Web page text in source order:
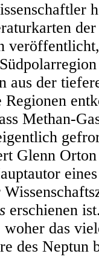
aus der
Regionen
Methan-
Glenn
erschienen
woher das
des Neptun